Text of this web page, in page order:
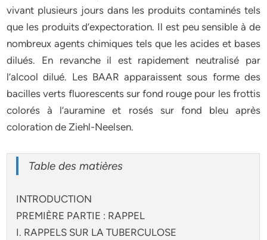
vivant plusieurs jours dans les produits contaminés tels
que les produits d’expectoration. Il est peu sensible à de
nombreux agents chimiques tels que les acides et bases
dilués. En revanche il est rapidement neutralisé par
l’alcool dilué. Les BAAR apparaissent sous forme des
bacilles verts fluorescents sur fond rouge pour les frottis
colorés à l’auramine et rosés sur fond bleu après
coloration de Ziehl-Neelsen.
Table des matières
INTRODUCTION
PREMIÈRE PARTIE : RAPPEL
I. RAPPELS SUR LA TUBERCULOSE